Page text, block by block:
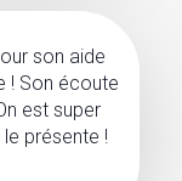
son aide
! Son écoute
est super
présente !